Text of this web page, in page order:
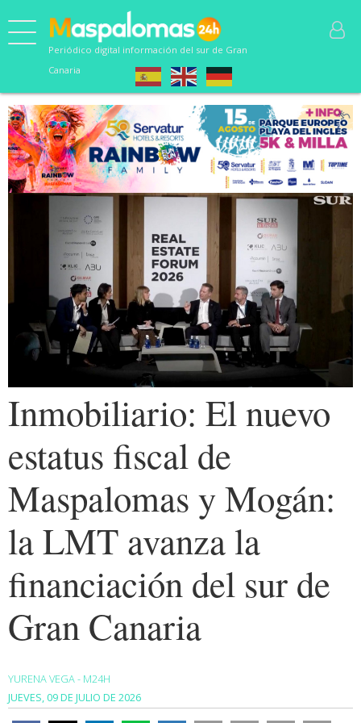
Periódico digital información del sur de Gran
Canaria
Inmobiliario: El nuevo
estatus fiscal de
Maspalomas y Mogán:
la LMT avanza la
financiación del sur de
Gran Canaria
YURENA VEGA - M24H
JUEVES, 09 DE JULIO DE 2026